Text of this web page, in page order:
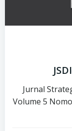
Jurnal
Volume 5